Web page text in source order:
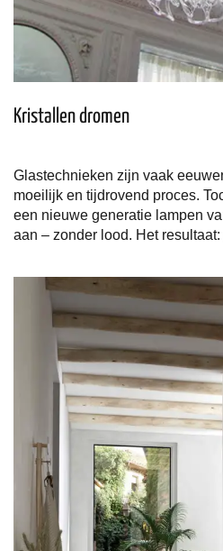
Kristallen dromen
Glastechnieken zijn vaak
moeilijk en tijdrovend proces.
een nieuwe generatie lampen
aan – zonder lood. Het